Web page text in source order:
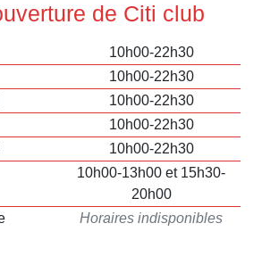
de Citi club
10h00-22h30
10h00-22h30
10h00-22h30
10h00-22h30
10h00-22h30
10h00-13h00 et 15h30-
20h00
Horaires indisponibles